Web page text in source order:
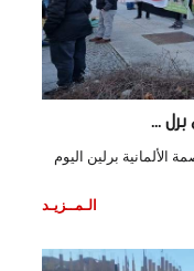
...
الألمانية برلين اليوم
الـمــزيـد